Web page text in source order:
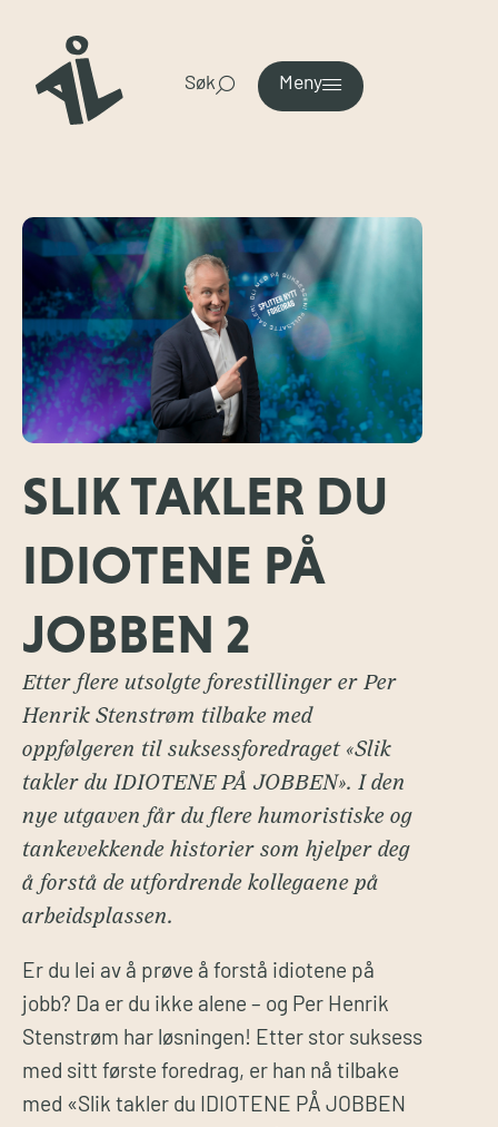
Søk Meny
SLIK TAKLER DU
IDIOTENE PÅ
JOBBEN 2
Etter flere utsolgte forestillinger er Per
Henrik Stenstrøm tilbake med
oppfølgeren til suksessforedraget «Slik
takler du IDIOTENE PÅ JOBBEN». I den
nye utgaven får du flere humoristiske og
tankevekkende historier som hjelper deg
å forstå de utfordrende kollegaene på
arbeidsplassen.
Er du lei av å prøve å forstå idiotene på
jobb? Da er du ikke alene – og Per Henrik
Stenstrøm har løsningen! Etter stor suksess
med sitt første foredrag, er han nå tilbake
med «Slik takler du IDIOTENE PÅ JOBBEN